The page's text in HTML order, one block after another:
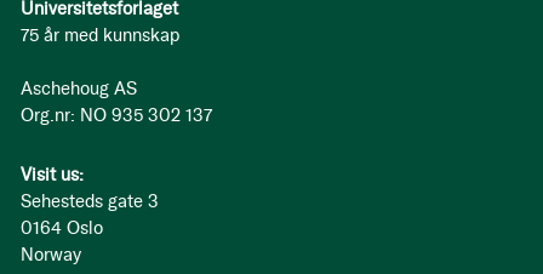
Universitetsforlaget
75 år med kunnskap
Aschehoug AS
Org.nr: NO 935 302 137
Visit us:
Sehesteds gate 3
0164 Oslo
Norway